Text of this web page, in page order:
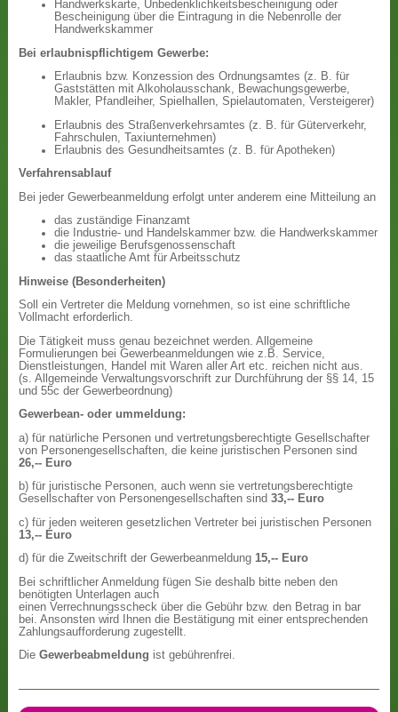
Handwerkskarte, Unbedenklichkeitsbescheinigung oder
Bescheinigung über die Eintragung in die Nebenrolle der
Handwerkskammer
Bei erlaubnispflichtigem Gewerbe:
Erlaubnis bzw. Konzession des Ordnungsamtes (z. B. für
Gaststätten mit Alkoholausschank, Bewachungsgewerbe,
Makler, Pfandleiher, Spielhallen, Spielautomaten, Versteigerer)
Erlaubnis des Straßenverkehrsamtes (z. B. für Güterverkehr,
Fahrschulen, Taxiunternehmen)
Erlaubnis des Gesundheitsamtes (z. B. für Apotheken)
Verfahrensablauf
Bei jeder Gewerbeanmeldung erfolgt unter anderem eine Mitteilung an
das zuständige Finanzamt
die Industrie- und Handelskammer bzw. die Handwerkskammer
die jeweilige Berufsgenossenschaft
das staatliche Amt für Arbeitsschutz
Hinweise (Besonderheiten)
Soll ein Vertreter die Meldung vornehmen, so ist eine schriftliche
Vollmacht erforderlich.
Die Tätigkeit muss genau bezeichnet werden. Allgemeine
Formulierungen bei Gewerbeanmeldungen wie z.B. Service,
Dienstleistungen, Handel mit Waren aller Art etc. reichen nicht aus.
(s. Allgemeinde Verwaltungsvorschrift zur Durchführung der §§ 14, 15
und 55c der Gewerbeordnung)
Gewerbean- oder ummeldung:
a) für natürliche Personen und vertretungsberechtigte Gesellschafter
von Personengesellschaften, die keine juristischen Personen sind
26,-- Euro
b) für juristische Personen, auch wenn sie vertretungsberechtigte
Gesellschafter von Personengesellschaften sind33,-- Euro
c) für jeden weiteren gesetzlichen Vertreter bei juristischen Personen
13,-- Euro
d) für die Zweitschrift der Gewerbeanmeldung15,-- Euro
Bei schriftlicher Anmeldung fügen Sie deshalb bitte neben den
benötigten Unterlagen auch
einen Verrechnungsscheck über die Gebühr bzw. den Betrag in bar
bei. Ansonsten wird Ihnen die Bestätigung mit einer entsprechenden
Zahlungsaufforderung zugestellt.
DieGewerbeabmeldung ist gebührenfrei.